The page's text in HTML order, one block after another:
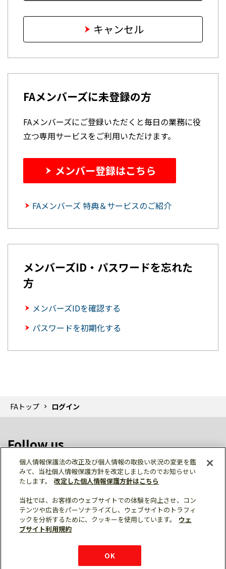
キャンセル
FAメンバーズに未登録の方
FAメンバーズにご登録いただくと毎日の業務に役
立つ専用サービスをご利用いただけます。
メンバー登録はこちら
FAメンバーズ 特典＆サービスのご紹介
メンバーズID・パスワードを忘れた
方
メンバーズIDを確認する
パスワードを初期化する
FAトップ ログイン
Follow us
個人情報保護 利用規約
ご利用にあたって
サイトマップ
三菱電機トップ
個人情報保護法の改正及び個人情報の取扱い状況の変更を鑑
みて、当社個人情報保護方針を改定しましたのでお知らせい
たします。
改定した個人情報保護方針はこちら
当社では、お客様のウェブサイトでの体験を向上させ、コン
テンツや広告をパーソナライズし、ウェブサイトのトラフィ
ックを分析するために、クッキーを使用しています。
ウェ
ブサイト利用規約
OK
チャットサービス